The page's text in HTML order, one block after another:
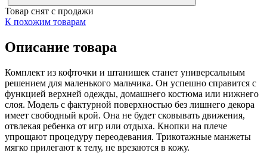
Товар снят с продажи
К похожим товарам
Описание товара
Комплект из кофточки и штанишек станет универсальным
решением для маленького мальчика. Он успешно справится с
функцией верхней одежды, домашнего костюма или нижнего
слоя. Модель с фактурной поверхностью без лишнего декора
имеет свободный крой. Она не будет сковывать движения,
отвлекая ребенка от игр или отдыха. Кнопки на плече
упрощают процедуру переодевания. Трикотажные манжеты
мягко прилегают к телу, не врезаются в кожу.